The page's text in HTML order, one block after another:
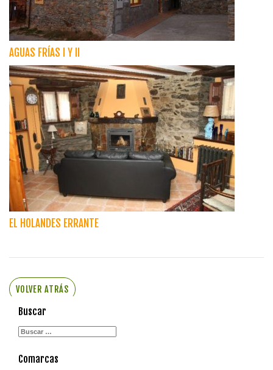
AGUAS FRÍAS I Y II
EL HOLANDES ERRANTE
VOLVER ATRÁS
Buscar
Comarcas